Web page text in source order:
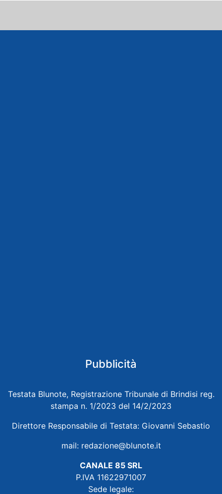
Pubblicità
Testata Blunote, Registrazione Tribunale di Brindisi reg.
stampa n. 1/2023 del 14/2/2023
Direttore Responsabile di Testata: Giovanni Sebastio
mail: redazione@blunote.it
CANALE 85 SRL
P.IVA 11622971007
Sede legale: